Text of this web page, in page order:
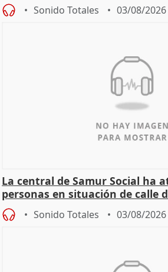
Sonido Totales 03/08/2026
La central de Samur Social ha
personas en situación de calle
de Calor
Sonido Totales 03/08/2026